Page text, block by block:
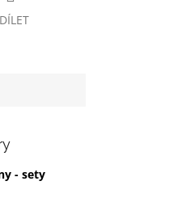
- sety